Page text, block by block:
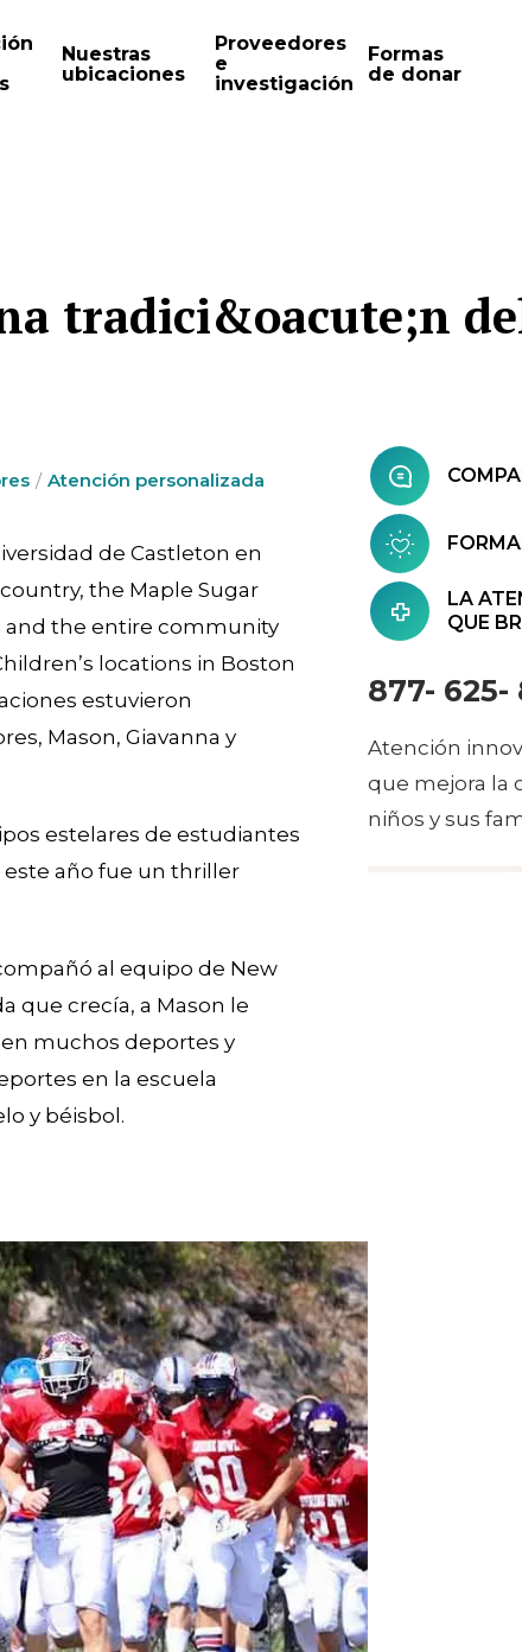
Nuestras
ubicaciones
Proveedores
e
investigación
Formas
de donar
tradici&oacute;n
Atención personalizada
de Castleton en
the Maple Sugar
and the entire community
locations in Boston
estuvieron
Mason, Giavanna y
estelares de estudiantes
este año fue un thriller
al equipo de New
que crecía, a Mason le
muchos deportes y
en la escuela
y béisbol.
LA
QUE
877- 625-
Atención
que mejora la
niños y sus